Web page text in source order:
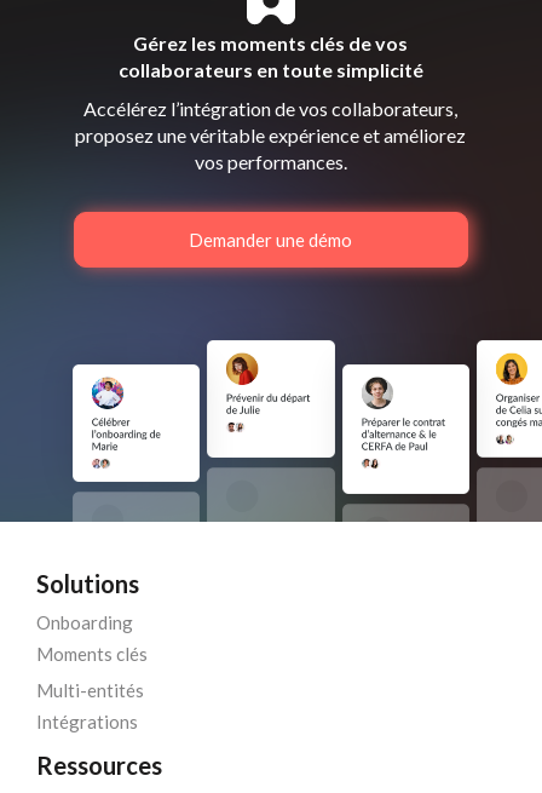
Gérez les moments clés de vos
collaborateurs en toute simplicité
Accélérez l’intégration de vos collaborateurs,
proposez une véritable expérience et améliorez
vos performances.
Demander une démo
Solutions
Onboarding
Moments clés
Multi-entités
Intégrations
Ressources